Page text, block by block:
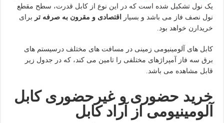
یک نول تشکیل شده است که در این نوع از کابل قدرت، سطح مقطع
نول نصف فاز می باشد و بسیار
اقتصادی و مقرون به صرفه تر برای
خریدارن خواهد بود.
کابل های آلومینیومی زمینی در مسافت های مختلف درسیستم های
برق سه فاز آمپراژهای مختلفی را تامین می کند، که در جدول زیر
قابل مشاهده می باشد.
خرید حضوری و غیرحضوری کابل
آلومینیومی از آراد کابل